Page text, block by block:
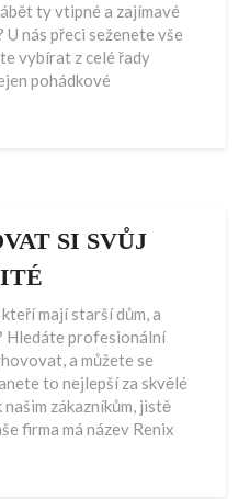
ty vtipné a zajímavé
nás přeci seženete vše
vybírat z celé řady
pohádkové
SI SVŮJ
mají starší dům, a
Hledáte profesionální
a můžete se
to nejlepší za skvělé
zákazníkům, jistě
firma má název Renix